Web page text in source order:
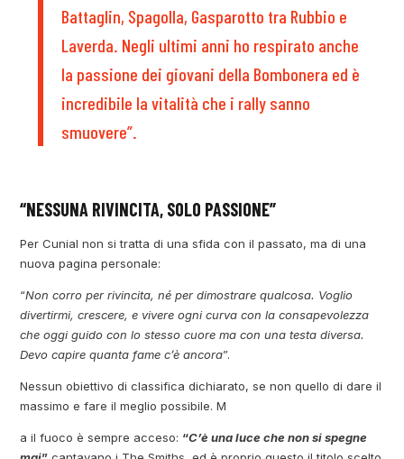
Battaglin, Spagolla, Gasparotto tra Rubbio e
Laverda. Negli ultimi anni ho respirato anche
la passione dei giovani della Bombonera ed è
incredibile la vitalità che i rally sanno
smuovere”.
“NESSUNA RIVINCITA, SOLO PASSIONE”
Per Cunial non si tratta di una sfida con il passato, ma di una
nuova pagina personale:
“Non corro per rivincita, né per dimostrare qualcosa. Voglio
divertirmi, crescere, e vivere ogni curva con la consapevolezza
che oggi guido con lo stesso cuore ma con una testa diversa.
Devo capire quanta fame c’è ancora”.
Nessun obiettivo di classifica dichiarato, se non quello di dare il
massimo e fare il meglio possibile. M
a il fuoco è sempre acceso: “C’è una luce che non si spegne